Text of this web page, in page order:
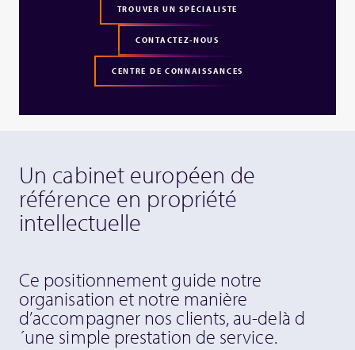
TROUVER UN SPÉCIALISTE
CONTACTEZ-NOUS
CENTRE DE CONNAISSANCES
Un cabinet européen de
référence en propriété
intellectuelle
Ce positionnement guide notre
organisation et notre manière
d’accompagner nos clients, au-delà d
´une simple prestation de service.